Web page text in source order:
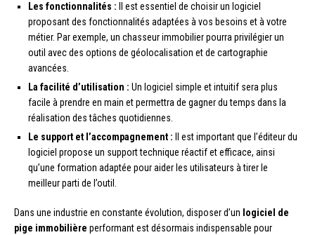
Les fonctionnalités : Il est essentiel de choisir un logiciel
proposant des fonctionnalités adaptées à vos besoins et à votre
métier. Par exemple, un chasseur immobilier pourra privilégier un
outil avec des options de géolocalisation et de cartographie
avancées.
La facilité d’utilisation : Un logiciel simple et intuitif sera plus
facile à prendre en main et permettra de gagner du temps dans la
réalisation des tâches quotidiennes.
Le support et l’accompagnement : Il est important que l’éditeur du
logiciel propose un support technique réactif et efficace, ainsi
qu’une formation adaptée pour aider les utilisateurs à tirer le
meilleur parti de l’outil.
Dans une industrie en constante évolution, disposer d’un logiciel de
pige immobilière performant est désormais indispensable pour